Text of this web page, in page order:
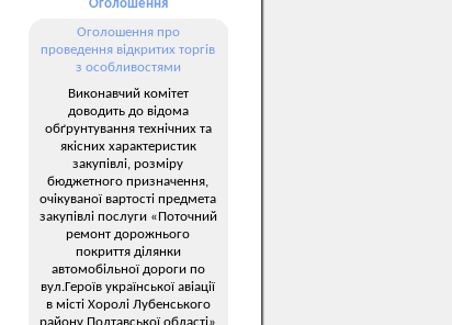
Оголошення
Оголошення про
проведення відкритих торгів
з особливостями
Виконавчий комітет
доводить до відома
обґрунтування технічних та
якісних характеристик
закупівлі, розміру
бюджетного призначення,
очікуваної вартості предмета
закупівлі послуги «Поточний
ремонт дорожнього
покриття ділянки
автомобільної дороги по
вул.Героїв української авіації
в місті Хоролі Лубенського